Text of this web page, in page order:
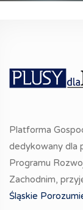
Platforma
dedykowany dla
Programu
Zachodnim,
Śląskie